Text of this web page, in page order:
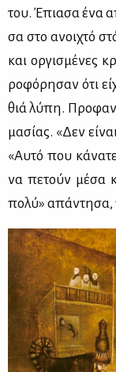
του. Έπια­σα ένα
σα στο ανοι­χτό
και ορ­γι­σμέ­νες
ρο­φό­ρη­σαν ότι
θιά λύ­πη.
μα­σί­ας. «Δεν
«Αυ­τό που
να πε­τούν μέ­σα
πο­λύ» απά­ντη­σα,